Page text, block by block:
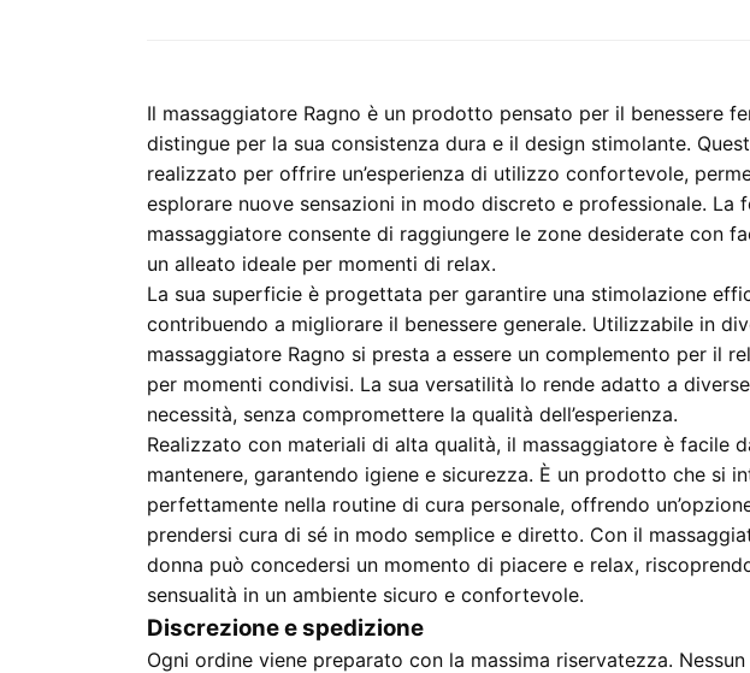
Il massaggiatore Ragno è un prodotto pensato per il benessere
distingue per la sua consistenza dura e il design stimolante.
realizzato per offrire un’esperienza di utilizzo confortevole,
esplorare nuove sensazioni in modo discreto e professionale. La
massaggiatore consente di raggiungere le zone desiderate con
un alleato ideale per momenti di relax.
La sua superficie è progettata per garantire una stimolazione
contribuendo a migliorare il benessere generale. Utilizzabile in
massaggiatore Ragno si presta a essere un complemento per il
per momenti condivisi. La sua versatilità lo rende adatto a
necessità, senza compromettere la qualità dell’esperienza.
Realizzato con materiali di alta qualità, il massaggiatore è facile
mantenere, garantendo igiene e sicurezza. È un prodotto che si
perfettamente nella routine di cura personale, offrendo
prendersi cura di sé in modo semplice e diretto. Con il
donna può concedersi un momento di piacere e relax,
sensualità in un ambiente sicuro e confortevole.
Discrezione e spedizione
Ogni ordine viene preparato con la massima riservatezza.